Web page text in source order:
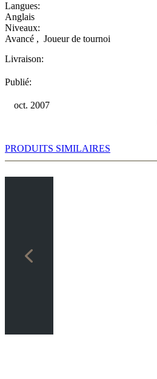
Langues:
Anglais
Niveaux:
Avancé , Joueur de tournoi
Livraison:
Publié:
oct. 2007
PRODUITS SIMILAIRES